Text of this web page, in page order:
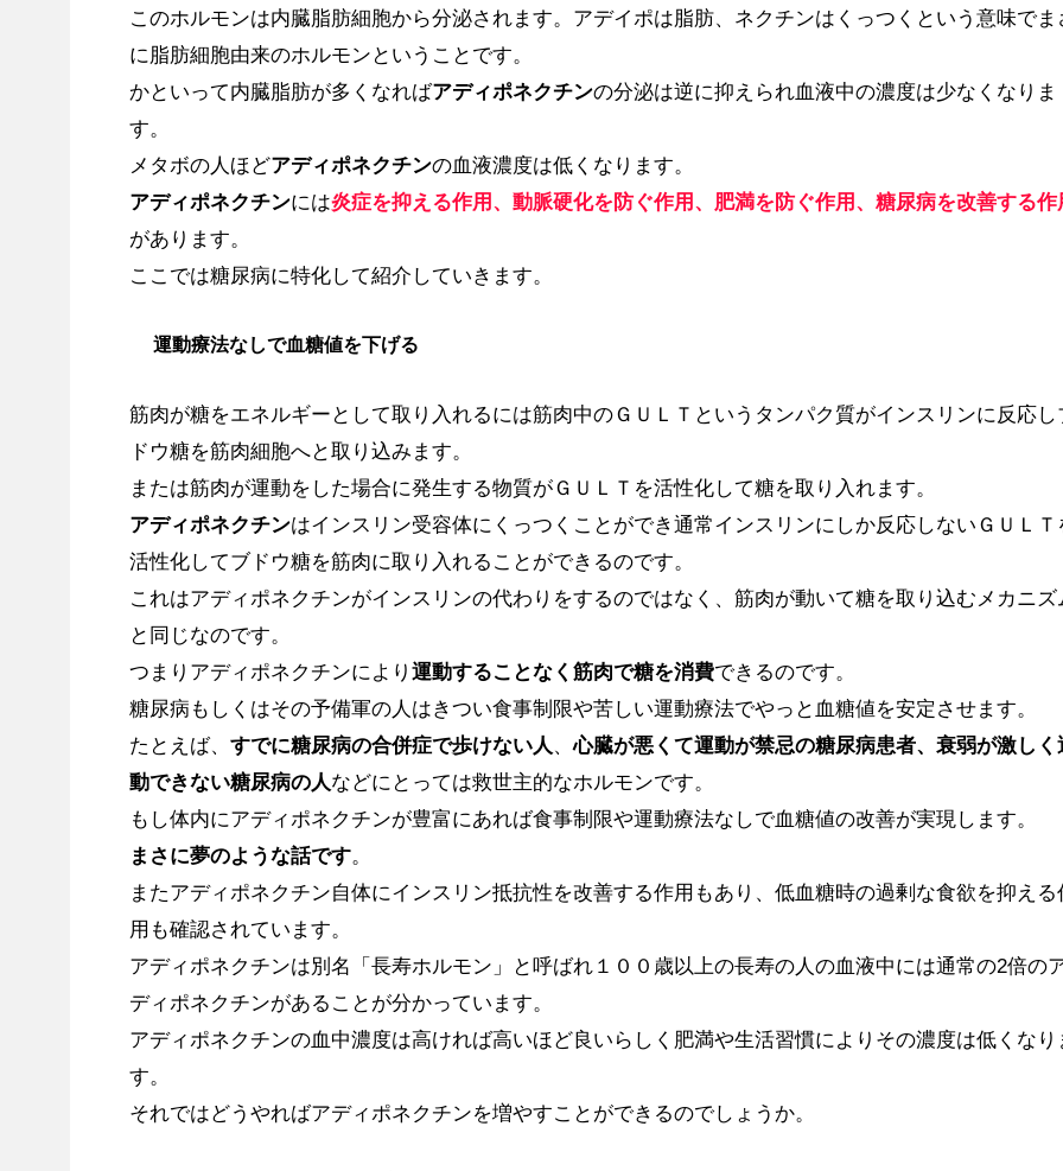
このホルモンは内臓脂肪細胞から分泌されます。アデイポは脂肪、ネクチンはくっつくという意味でま
に脂肪細胞由来のホルモンということです。
かといって内臓脂肪が多くなればアディポネクチンの分泌は逆に抑えられ血液中の濃度は少なくなりま
す。
メタボの人ほどアディポネクチンの血液濃度は低くなります。
アディポネクチンには炎症を抑える作用、動脈硬化を防ぐ作用、肥満を防ぐ作用、糖尿病を改善する作
があります。
ここでは糖尿病に特化して紹介していきます。
運動療法なしで血糖値を下げる
筋肉が糖をエネルギーとして取り入れるには筋肉中のＧＵＬＴというタンパク質がインスリンに反応し
ドウ糖を筋肉細胞へと取り込みます。
または筋肉が運動をした場合に発生する物質がＧＵＬＴを活性化して糖を取り入れます。
アディポネクチンはインスリン受容体にくっつくことができ通常インスリンにしか反応しないＧＵＬＴ
活性化してブドウ糖を筋肉に取り入れることができるのです。
これはアディポネクチンがインスリンの代わりをするのではなく、筋肉が動いて糖を取り込むメカニズ
と同じなのです。
つまりアディポネクチンにより 運動することなく筋肉で糖を消費できるのです。
糖尿病もしくはその予備軍の人はきつい食事制限や苦しい運動療法でやっと血糖値を安定させます。
たとえば、 すでに糖尿病の合併症で歩けない人、心臓が悪くて運動が禁忌の糖尿病患者、衰弱が激しく
動できない糖尿病の人などにとっては救世主的なホルモンです。
もし体内にアディポネクチンが豊富にあれば食事制限や運動療法なしで血糖値の改善が実現します。
まさに夢のような話です。
またアディポネクチン自体にインスリン抵抗性を改善する作用もあり、低血糖時の過剰な食欲を抑える
用も確認されています。
アディポネクチンは別名「長寿ホルモン」と呼ばれ１００歳以上の長寿の人の血液中には通常の2倍の
ディポネクチンがあることが分かっています。
アディポネクチンの血中濃度は高ければ高いほど良いらしく肥満や生活習慣によりその濃度は低くなり
す。
それではどうやればアディポネクチンを増やすことができるのでしょうか。